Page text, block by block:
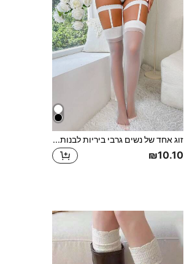
זוג אחד של נשים גרבי ביריות לבנות סקסיות, גרביונים עד הירכיים, גרביים מעל הברך מתנה לחג המולד
₪10.10